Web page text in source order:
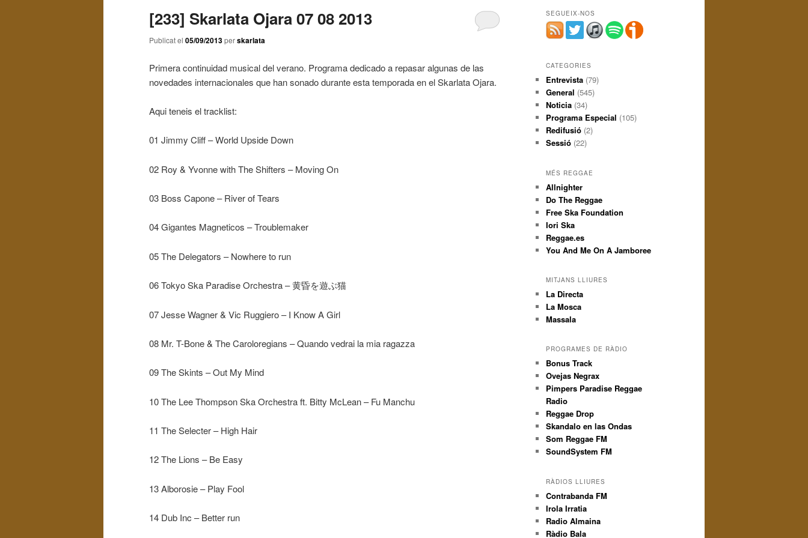
[233] Skarlata Ojara 07 08 2013
Publicat el 05/09/2013perskarlata
Primera continuidad musical del verano. Programa dedicado a repasar algunas de las
novedades internacionales que han sonado durante esta temporada en el Skarlata Ojara.
Aqui teneis el tracklist:
01 Jimmy Cliff – World Upside Down
02 Roy & Yvonne with The Shifters – Moving On
03 Boss Capone – River of Tears
04 Gigantes Magneticos – Troublemaker
05 The Delegators – Nowhere to run
06 Tokyo Ska Paradise Orchestra – 黄昏を遊ぶ猫
07 Jesse Wagner & Vic Ruggiero – I Know A Girl
08 Mr. T-Bone & The Caroloregians – Quando vedrai la mia ragazza
09 The Skints – Out My Mind
10 The Lee Thompson Ska Orchestra ft. Bitty McLean – Fu Manchu
11 The Selecter – High Hair
12 The Lions – Be Easy
13 Alborosie – Play Fool
14 Dub Inc – Better run
SEGUEIX-NOS
CATEGORIES
Entrevista (79)
General (545)
Noticia (34)
Programa Especial (105)
Redifusió (2)
Sessió (22)
MÉS REGGAE
Allnighter
Do The Reggae
Free Ska Foundation
Iori Ska
Reggae.es
You And Me On A Jamboree
MITJANS LLIURES
La Directa
La Mosca
Massala
PROGRAMES DE RÀDIO
Bonus Track
Ovejas Negrax
Pimpers Paradise Reggae
Radio
Reggae Drop
Skandalo en las Ondas
Som Reggae FM
SoundSystem FM
RÀDIOS LLIURES
Contrabanda FM
Irola Irratia
Radio Almaina
Ràdio Bala